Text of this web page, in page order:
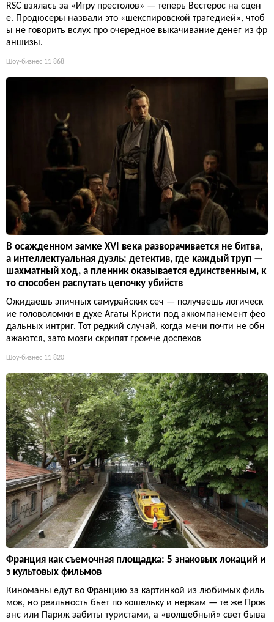
RSC взялась за «Игру престолов» — теперь Вестерос на сцен
е. Продюсеры назвали это «шекспировской трагедией», чтоб
ы не говорить вслух про очередное выкачивание денег из фр
аншизы.
Шоу-бизнес 11 868
В осажденном замке XVI века разворачивается не битва,
а интеллектуальная дуэль: детектив, где каждый труп —
шахматный ход, а пленник оказывается единственным, к
то способен распутать цепочку убийств
Ожидаешь эпичных самурайских сеч — получаешь логическ
ие головоломки в духе Агаты Кристи под аккомпанемент фео
дальных интриг. Тот редкий случай, когда мечи почти не обн
ажаются, зато мозги скрипят громче доспехов
Шоу-бизнес 11 820
Франция как съемочная площадка: 5 знаковых локаций и
з культовых фильмов
Киноманы едут во Францию за картинкой из любимых филь
мов, но реальность бьет по кошельку и нервам — те же Пров
анс или Париж забиты туристами, а «волшебный» свет быва